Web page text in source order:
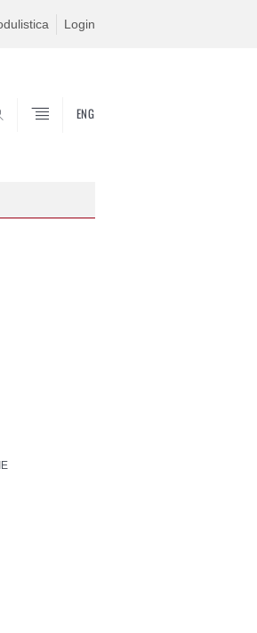
Login
ENG